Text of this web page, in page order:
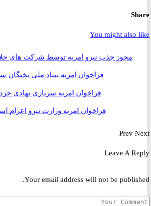
You might
مجوز جذب نیرو امریه توسط شرکت های خلاق 1402 صادر شد
فراخوان امریه بنیاد ملی نخبگان سال 1402
فراخوان امریه سربازی نهادی خرداد 1403
فراخوان امریه وزارت نیرو اعزام اسفند 1402
Prev
Leave A
Your email address will not be